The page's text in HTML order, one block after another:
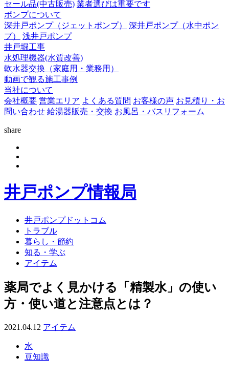
セール品(中古販売) 業者選びは重要です
ポンプについて
深井戸ポンプ（ジェットポンプ）
深井戸ポンプ（水中ポン
プ）
浅井戸ポンプ
井戸堀工事
水処理機器(水質改善)
軟水器交換（家庭用・業務用）
動画で観る施工事例
当社について
会社概要 営業エリア よくある質問 お客様の声 お見積り・お
問い合わせ 給湯器販売・交換 お風呂・バスリフォーム
share
井戸ポンプ情報局
井戸ポンプドットコム
トラブル
暮らし・節約
知る・学ぶ
アイテム
薬局でよく見かける「精製水」の使い
方・使い道と注意点とは？
2021.04.12 アイテム
水
豆知識